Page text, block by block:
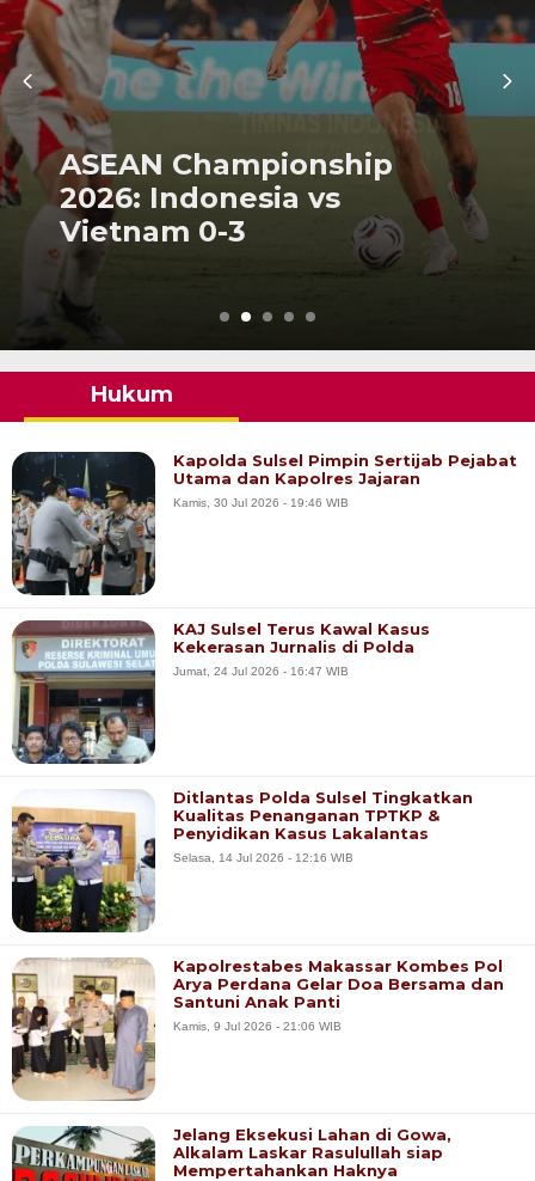
ASEAN Championship
2026: Indonesia vs
Vietnam 0-3
Hukum
Kapolda Sulsel Pimpin Sertijab Pejabat
Utama dan Kapolres Jajaran
Kamis, 30 Jul 2026 - 19:46 WIB
KAJ Sulsel Terus Kawal Kasus
Kekerasan Jurnalis di Polda
Jumat, 24 Jul 2026 - 16:47 WIB
Ditlantas Polda Sulsel Tingkatkan
Kualitas Penanganan TPTKP &
Penyidikan Kasus Lakalantas‎
Selasa, 14 Jul 2026 - 12:16 WIB
Kapolrestabes Makassar Kombes Pol
Arya Perdana Gelar Doa Bersama dan
Santuni Anak Panti
Kamis, 9 Jul 2026 - 21:06 WIB
Jelang Eksekusi Lahan di Gowa,
Alkalam Laskar Rasulullah siap
Mempertahankan Haknya